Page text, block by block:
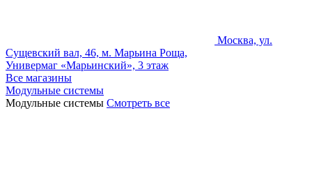
Москва, ул.
Сущевский вал, 46, м. Марьина Роща,
Универмаг «Марьинский», 3 этаж
Все магазины
Модульные системы
Модульные системы Смотреть все